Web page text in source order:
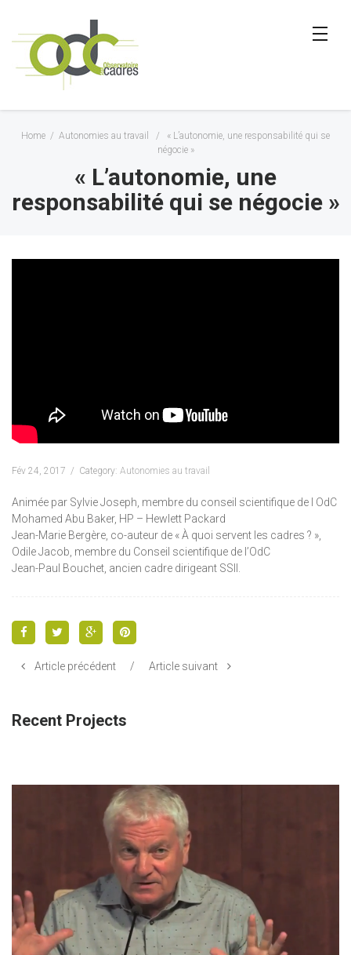
Home / Autonomies au travail /
« L’autonomie, une responsabilité qui se
négocie »
« L’autonomie, une
responsabilité qui se négocie »
Fév 24, 2017 Category: Autonomies au travail
Animée par Sylvie Joseph, membre du conseil scientifique de l OdC
Mohamed Abu Baker, HP – Hewlett Packard
Jean-Marie Bergère, co-auteur de « À quoi servent les cadres ? »,
Odile Jacob, membre du Conseil scientifique de l’OdC
Jean-Paul Bouchet, ancien cadre dirigeant SSII.
Article précédent / Article suivant
Recent Projects